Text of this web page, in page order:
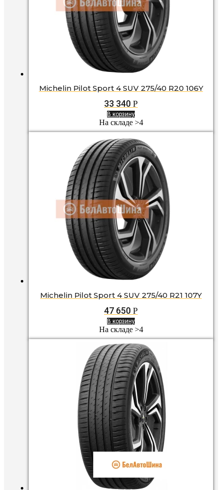
Michelin Pilot Sport 4 SUV 275/40 R20 106Y
33 340 Р
В корзину
На складе >4
Michelin Pilot Sport 4 SUV 275/40 R21 107Y
47 650 Р
В корзину
На складе >4